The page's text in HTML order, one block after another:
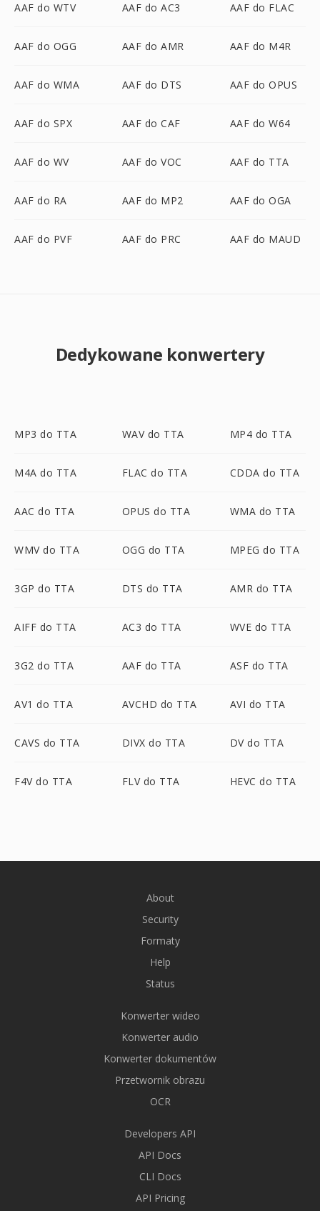
AAF do WTV AAF do AC3 AAF do FLAC
AAF do OGG AAF do AMR AAF do M4R
AAF do WMA AAF do DTS AAF do OPUS
AAF do SPX AAF do CAF AAF do W64
AAF do WV AAF do VOC AAF do TTA
AAF do RA AAF do MP2 AAF do OGA
AAF do PVF AAF do PRC AAF do MAUD
Dedykowane konwertery
MP3 do TTA WAV do TTA MP4 do TTA
M4A do TTA FLAC do TTA CDDA do TTA
AAC do TTA OPUS do TTA WMA do TTA
WMV do TTA OGG do TTA MPEG do TTA
3GP do TTA DTS do TTA AMR do TTA
AIFF do TTA AC3 do TTA WVE do TTA
3G2 do TTA AAF do TTA ASF do TTA
AV1 do TTA AVCHD do TTA AVI do TTA
CAVS do TTA DIVX do TTA DV do TTA
F4V do TTA FLV do TTA HEVC do TTA
About
Security
Formaty
Help
Status
Konwerter wideo
Konwerter audio
Konwerter dokumentów
Przetwornik obrazu
OCR
Developers API
API Docs
CLI Docs
API Pricing